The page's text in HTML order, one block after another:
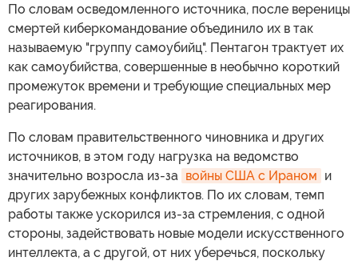
По словам осведомленного источника, после вереницы
смертей киберкомандование объединило их в так
называемую "группу самоубийц". Пентагон трактует их
как самоубийства, совершенные в необычно короткий
промежуток времени и требующие специальных мер
реагирования.
По словам правительственного чиновника и других
источников, в этом году нагрузка на ведомство
значительно возросла из-за войны США с Ираном и
других зарубежных конфликтов. По их словам, темп
работы также ускорился из-за стремления, с одной
стороны, задействовать новые модели искусственного
интеллекта, а с другой, от них уберечься, поскольку